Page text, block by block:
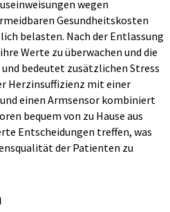
wegen
Gesundheitskosten
belasten. Nach der Entlassung
Werte zu überwachen und die
bedeutet zusätzlichen Stress
Herzinsuffizienz mit einer
einen Armsensor kombiniert
bequem von zu Hause aus
Entscheidungen treffen, was
der Patienten zu